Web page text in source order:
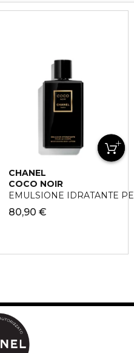
CHANEL
COCO NOIR
EMULSIONE IDRATANTE
80,90 €